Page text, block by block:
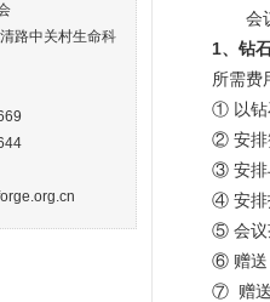
路中关村生命科
会
1、钻
所需费
① 以钻
② 安排
③ 安排
④ 安排
⑤ 会议
⑥ 赠送
⑦ 赠送